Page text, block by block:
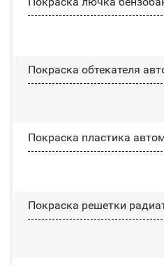
Покраска обтекателя
Покраска пластика
Покраска решетки